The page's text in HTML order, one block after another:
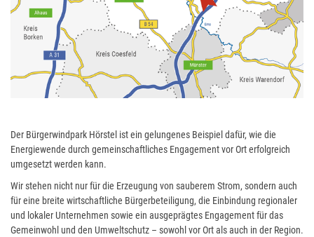
Der Bürgerwindpark Hörstel ist ein gelungenes Beispiel dafür, wie die
Energiewende durch gemeinschaftliches Engagement vor Ort erfolgreich
umgesetzt werden kann.
Wir stehen nicht nur für die Erzeugung von sauberem Strom, sondern auch
für eine breite wirtschaftliche Bürgerbeteiligung, die Einbindung regionaler
und lokaler Unternehmen sowie ein ausgeprägtes Engagement für das
Gemeinwohl und den Umweltschutz – sowohl vor Ort als auch in der Region.